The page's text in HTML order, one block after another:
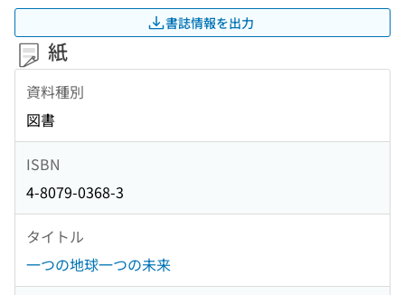
書誌情報を出力
紙
資料種別
図書
ISBN
4-8079-0368-3
タイトル
一つの地球一つの未来